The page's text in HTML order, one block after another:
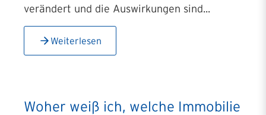
verändert und die Auswirkungen sind...
Weiterlesen
Woher weiß ich, welche Immobilie